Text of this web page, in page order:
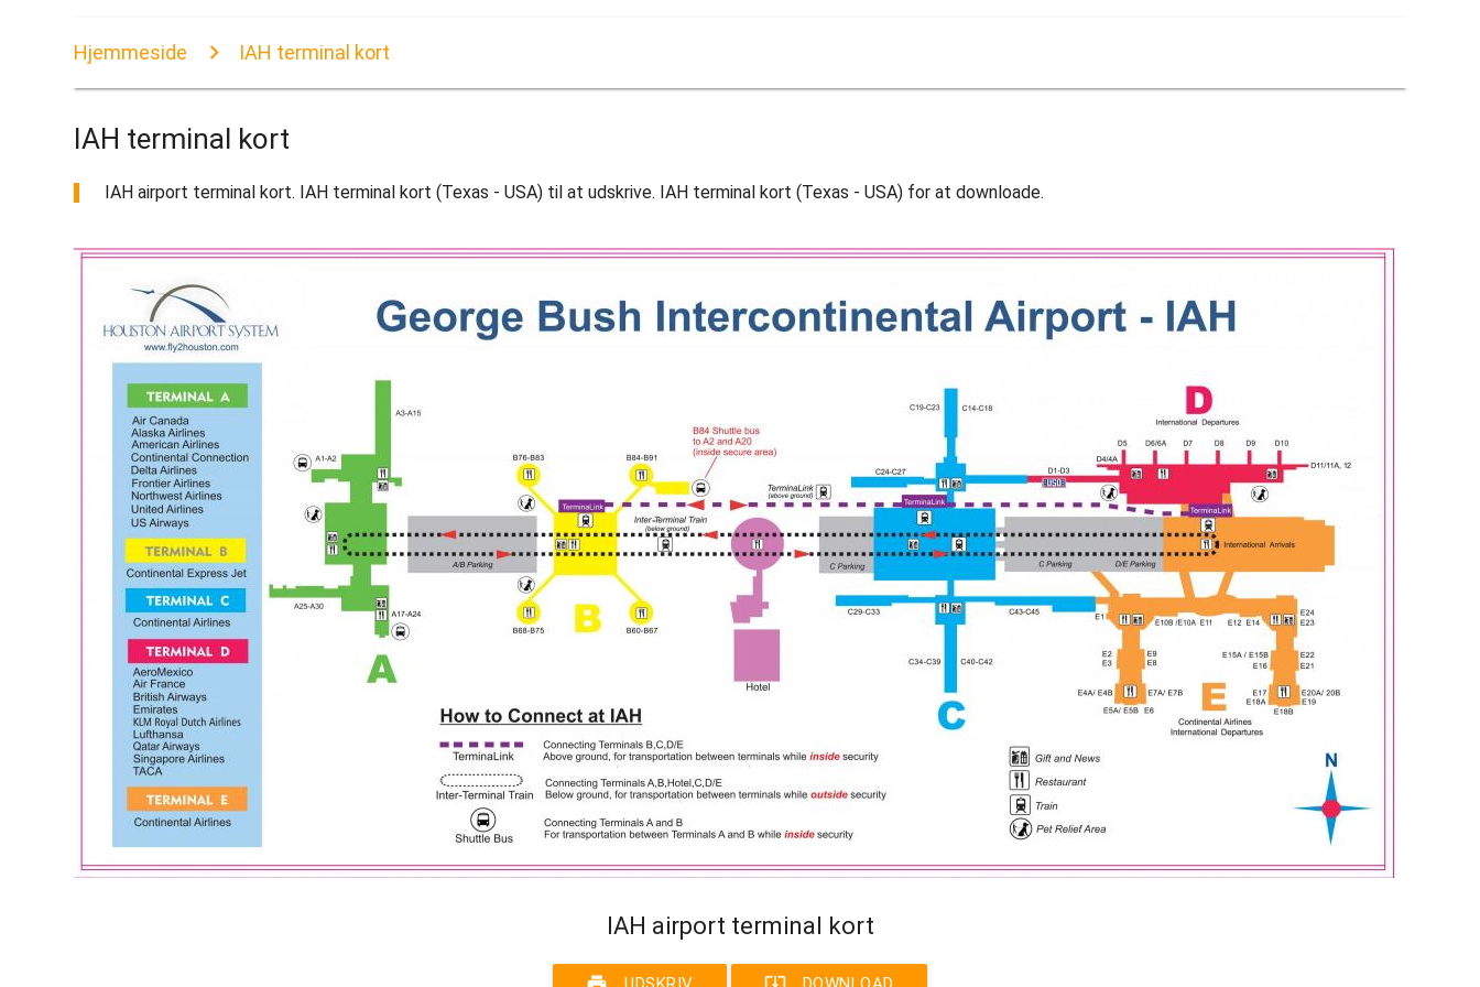
Hjemmeside IAH terminal kort
IAH terminal kort
IAH airport terminal kort. IAH terminal kort (Texas - USA) til at udskrive. IAH terminal kort (Texas - USA) for at downloade.
IAH airport terminal kort